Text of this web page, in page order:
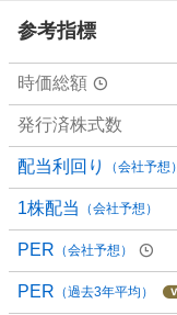
参考指標
時価総額
発行済株式数
配当利回り （会社予想）
1株配当 （会社予想）
PER （会社予想）
PER （過去3年平均）